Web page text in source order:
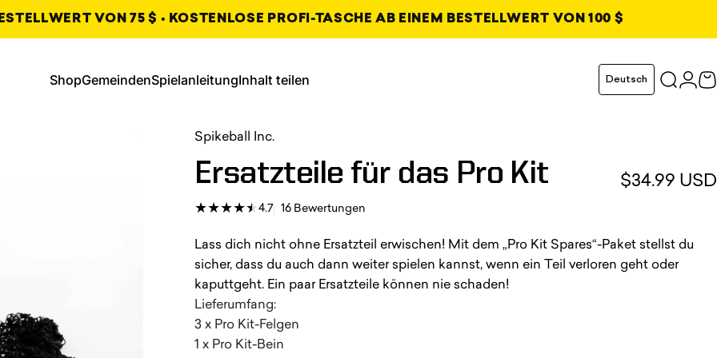
VON 75 $ • KOSTENLOSE PROFI-TASCHE AB EINEM BESTELLWERT VON 100 $
ShopGemeindenSpielanleitungInhalt teilen
Sprache
Deutsch
Suchen
Spikeball Inc.
Ersatzteile für das Pro Kit $34.99 USD
4.7 16 Bewertungen16 Bewertungen insgesamt
Lass dich nicht ohne Ersatzteil erwischen! Mit dem „Pro Kit Spares“-Paket stellst du
sicher, dass du auch dann weiter spielen kannst, wenn ein Teil verloren geht oder
kaputtgeht. Ein paar Ersatzteile können nie schaden!
Lieferumfang:
3 x Pro Kit-Felgen
1 x Pro Kit-Bein
, wird in einem neuen Tab geöffnet
, wird in einem neuen Tab geöffnet
, wird in einem neuen Tab geöffnet